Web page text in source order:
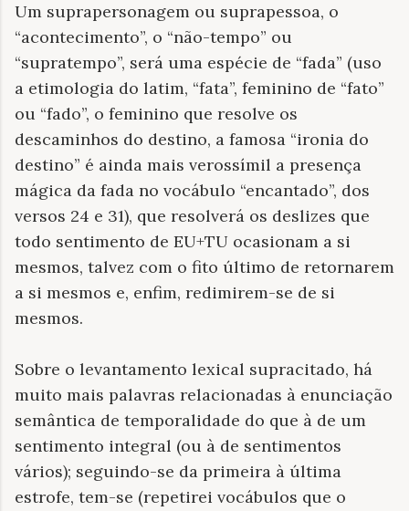
Um suprapersonagem ou suprapessoa, o
“acontecimento”, o “não-tempo” ou
“supratempo”, será uma espécie de “fada” (uso
a etimologia do latim, “fata”, feminino de “fato”
ou “fado”, o feminino que resolve os
descaminhos do destino, a famosa “ironia do
destino” é ainda mais verossímil a presença
mágica da fada no vocábulo “encantado”, dos
versos 24 e 31), que resolverá os deslizes que
todo sentimento de EU+TU ocasionam a si
mesmos, talvez com o fito último de retornarem
a si mesmos e, enfim, redimirem-se de si
mesmos.
Sobre o levantamento lexical supracitado, há
muito mais palavras relacionadas à enunciação
semântica de temporalidade do que à de um
sentimento integral (ou à de sentimentos
vários); seguindo-se da primeira à última
estrofe, tem-se (repetirei vocábulos que o